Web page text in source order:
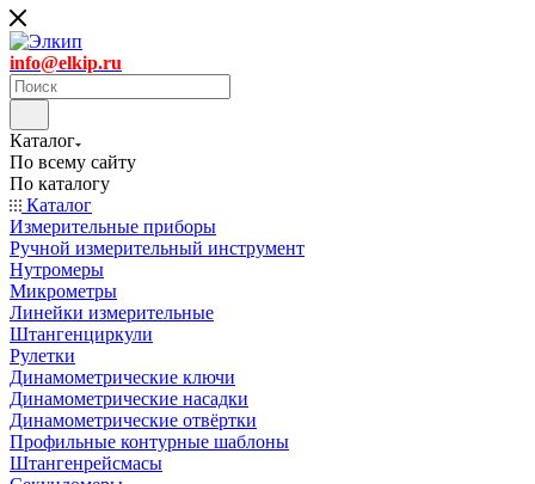
info@elkip.ru
Каталог
По всему сайту
По каталогу
Каталог
Измерительные приборы
Ручной измерительный инструмент
Нутромеры
Микрометры
Линейки измерительные
Штангенциркули
Рулетки
Динамометрические ключи
Динамометрические насадки
Динамометрические отвёртки
Профильные контурные шаблоны
Штангенрейсмасы